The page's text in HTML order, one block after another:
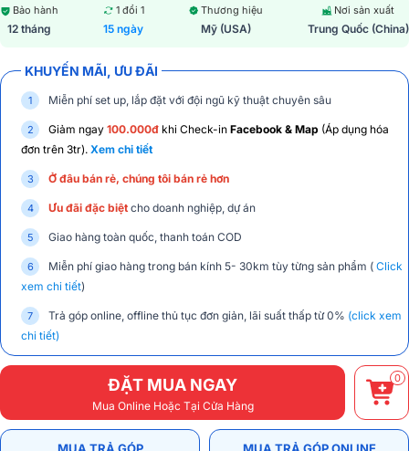
Bảo hành
12 tháng
1 đổi 1
15 ngày
Thương hiệu
Mỹ (USA)
Nơi sản xuất
Trung Quốc (China)
KHUYẾN MÃI, ƯU ĐÃI
Miễn phí set up, lắp đặt với đội ngũ kỹ thuật chuyên sâu
Giảm ngay 100.000đ khi Check-in Facebook & Map (Áp dụng hóa
đơn trên 3tr). Xem chi tiết
Ở đâu bán rẻ, chúng tôi bán rẻ hơn
Ưu đãi đặc biệt cho doanh nghiệp, dự án
Giao hàng toàn quốc, thanh toán COD
Miễn phí giao hàng trong bán kính 5- 30km tùy từng sản phẩm ( Click
xem chi tiết)
Trả góp online, offline thủ tục đơn giản, lãi suất thấp từ 0% (click xem
chi tiết)
ĐẶT MUA NGAY
Mua Online Hoặc Tại Cửa Hàng
0